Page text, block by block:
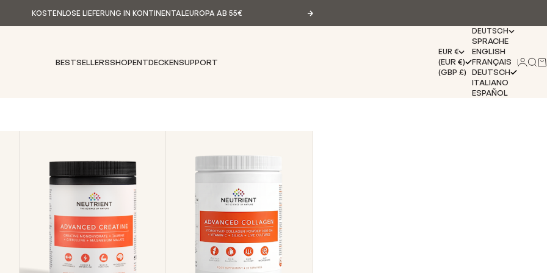
KOSTENLOSE LIEFERUNG IN KONTINENTALEUROPA AB 55€ Vor
BESTSELLERSSHOPENTDECKENSUPPORT
EUR €
(EUR €)
(GBP £)
DEUTSCH
SPRACHE
ENGLISH
FRANÇAIS
DEUTSCH
ITALIANO
ESPAÑOL